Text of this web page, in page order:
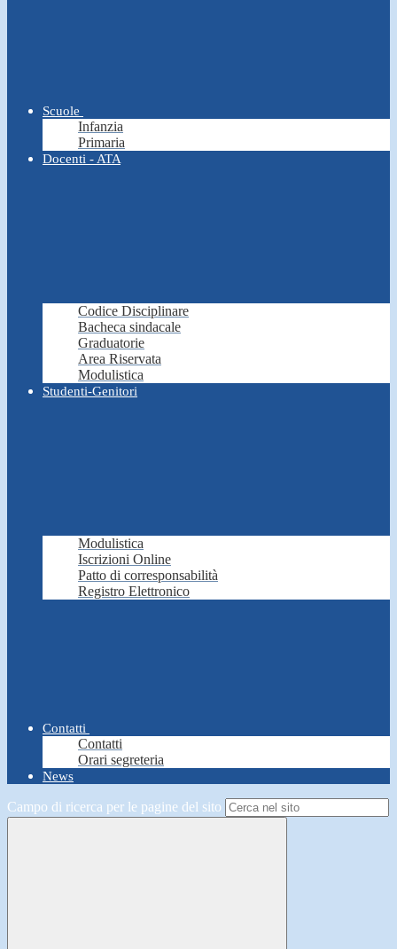
Scuole
Infanzia
Primaria
Docenti - ATA
Codice Disciplinare
Bacheca sindacale
Graduatorie
Area Riservata
Modulistica
Studenti-Genitori
Modulistica
Iscrizioni Online
Patto di corresponsabilità
Registro Elettronico
Contatti
Contatti
Orari segreteria
News
Campo di ricerca per le pagine del sito